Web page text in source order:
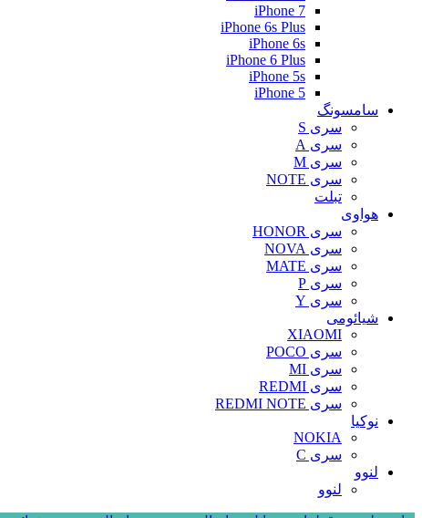
iPhone 7
iPhone 6s Plus
iPhone 6s
iPhone 6 Plus
iPhone 5s
iPhone 5
سامسونگ
سری S
سری A
سری M
سری NOTE
تبلت
هواوی
سری HONOR
سری NOVA
سری MATE
سری P
سری Y
شیائومی
XIAOMI
سری POCO
سری MI
سری REDMI
سری REDMI NOTE
نوکیا
NOKIA
سری C
لنوو
لنوو